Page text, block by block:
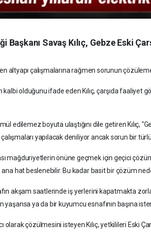
Başkanı Savaş Kılıç, Gebze Eski
altyapı çalışmalarına rağmen sorunun
kalbi olduğunu ifade eden Kılıç, çarşıda
edilemez boyuta ulaştığını dile getiren Kılıç,
çalışmaları yapılacak deniliyor ancak sorun bir
mağduriyetlerin önüne geçmek için geçici
hat beslenebilir. Bu kadar basit bir çözüm
akşam saatlerinde iş yerlerini kapatmakta
yaşansa ya da bir kuyumcu esnafının başına
olarak çözülmesini isteyen Kılıç, yetkilileri Eski